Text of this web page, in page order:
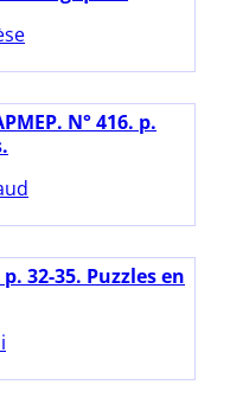
N° 416. p.
32-35. Puzzles en